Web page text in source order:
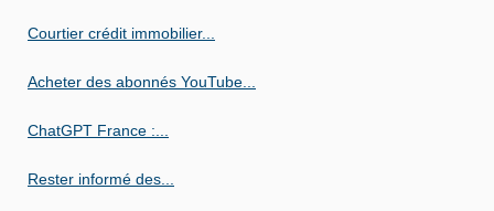
Courtier crédit immobilier...
Acheter des abonnés YouTube...
ChatGPT France :...
Rester informé des...